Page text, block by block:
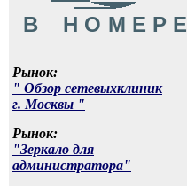
В НОМЕРЕ
Рынок:
" Обзор сетевыхклиник
г. Москвы "
Рынок:
"Зеркало для
администратора"